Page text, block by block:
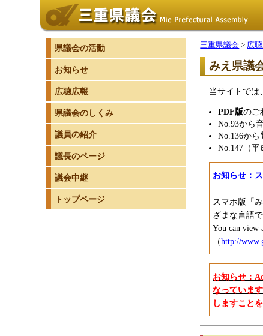
三重県議会 > 広
みえ県議
当サイトでは
PDF版のご
No.93から
No.136から
No.147（
お知らせ：
スマホ版「
ざまな言語
You can view
（http://
お知らせ：
なっていま
しますこと
県議会の活動
お知らせ
広聴広報
県議会のしくみ
議員の紹介
議長のページ
議会中継
トップページ